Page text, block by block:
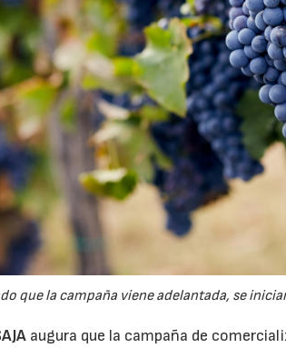
que la campaña viene adelantada, se
augura que la campaña de